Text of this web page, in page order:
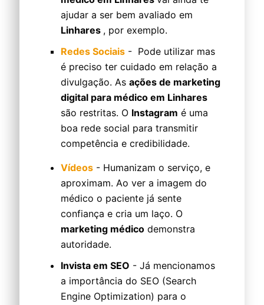
ajudar a ser bem avaliado em
Linhares , por exemplo.
Redes Sociais - Pode utilizar mas
é preciso ter cuidado em relação a
divulgação. As ações de marketing
digital para médico em Linhares
são restritas. O Instagram é uma
boa rede social para transmitir
competência e credibilidade.
Vídeos - Humanizam o serviço, e
aproximam. Ao ver a imagem do
médico o paciente já sente
confiança e cria um laço. O
marketing médico demonstra
autoridade.
Invista em SEO - Já mencionamos
a importância do SEO (Search
Engine Optimization) para o